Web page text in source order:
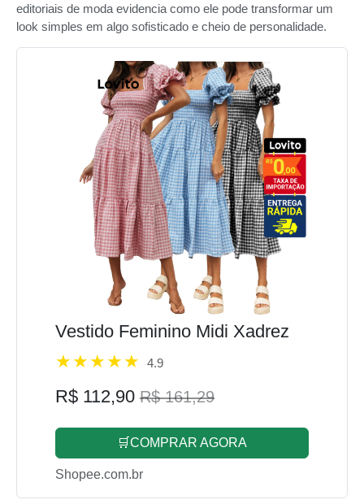
editoriais de moda evidencia como ele pode transformar um
look simples em algo sofisticado e cheio de personalidade.
Vestido Feminino Midi Xadrez
4.9
R$ 112,90 R$ 161,29
🛒COMPRAR AGORA
Shopee.com.br